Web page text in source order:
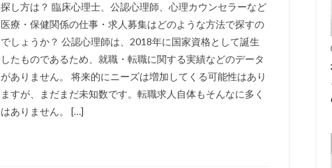
探し方は？ 臨床心理士、公認心理師、心理カウンセラーなど
医療・保健関係の仕事・求人募集はどのような方法で探すの
でしょうか？ 公認心理師は、2018年に国家資格として誕生
したものであるため、就職・転職に関する実績などのデータ
がありません。 将来的にニーズは増加してくる可能性はあり
ますが、まだまだ未知数です。転職求人自体もそんなに多く
はありません。 […]